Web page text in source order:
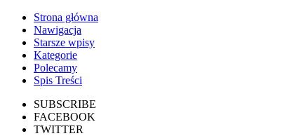
Strona główna
Nawigacja
Starsze wpisy
Kategorie
Polecamy
Spis Treści
SUBSCRIBE
FACEBOOK
TWITTER